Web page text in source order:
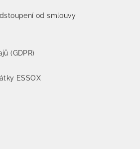
od smlouvy
(GDPR)
ESSOX